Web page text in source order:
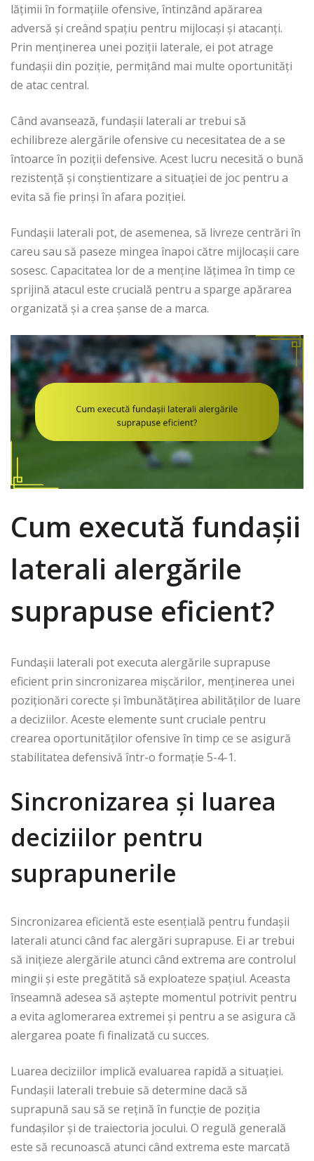
lățimii în formațiile ofensive, întinzând apărarea
adversă și creând spațiu pentru mijlocași și atacanți.
Prin menținerea unei poziții laterale, ei pot atrage
fundașii din poziție, permițând mai multe oportunități
de atac central.
Când avansează, fundașii laterali ar trebui să
echilibreze alergările ofensive cu necesitatea de a se
întoarce în poziții defensive. Acest lucru necesită o bună
rezistență și conștientizare a situației de joc pentru a
evita să fie prinși în afara poziției.
Fundașii laterali pot, de asemenea, să livreze centrări în
careu sau să paseze mingea înapoi către mijlocașii care
sosesc. Capacitatea lor de a menține lățimea în timp ce
sprijină atacul este crucială pentru a sparge apărarea
organizată și a crea șanse de a marca.
Cum execută fundașii
laterali alergările
suprapuse eficient?
Fundașii laterali pot executa alergările suprapuse
eficient prin sincronizarea mișcărilor, menținerea unei
poziționări corecte și îmbunătățirea abilităților de luare
a deciziilor. Aceste elemente sunt cruciale pentru
crearea oportunităților ofensive în timp ce se asigură
stabilitatea defensivă într-o formație 5-4-1.
Sincronizarea și luarea
deciziilor pentru
suprapunerile
Sincronizarea eficientă este esențială pentru fundașii
laterali atunci când fac alergări suprapuse. Ei ar trebui
să inițieze alergările atunci când extrema are controlul
mingii și este pregătită să exploateze spațiul. Aceasta
înseamnă adesea să aștepte momentul potrivit pentru
a evita aglomerarea extremei și pentru a se asigura că
alergarea poate fi finalizată cu succes.
Luarea deciziilor implică evaluarea rapidă a situației.
Fundașii laterali trebuie să determine dacă să
suprapună sau să se rețină în funcție de poziția
fundașilor și de traiectoria jocului. O regulă generală
este să recunoască atunci când extrema este marcată